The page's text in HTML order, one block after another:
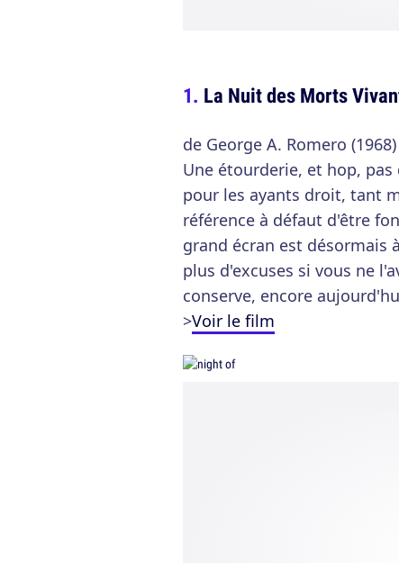
La Nuit des Morts
de George A. Romero (1968)
Une étourderie, et hop,
pour les ayants droit, tant
référence à défaut d'être
grand écran est désormais
plus d'excuses si vous ne
conserve, encore
>Voir le film